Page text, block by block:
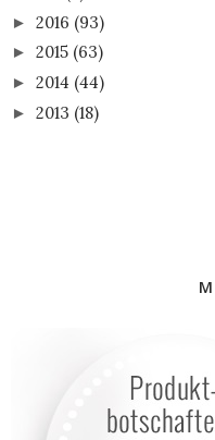
► 2016 (93)
► 2015 (63)
► 2014 (44)
► 2013 (18)